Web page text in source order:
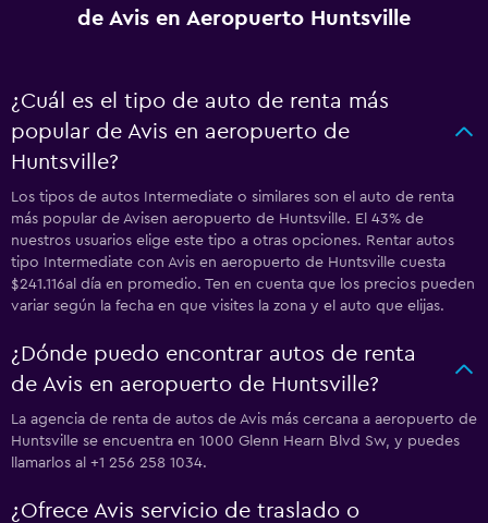
de Avis en Aeropuerto Huntsville
¿Cuál es el tipo de auto de renta más
popular de Avis en aeropuerto de
Huntsville?
Los tipos de autos Intermediate o similares son el auto de renta
más popular de Avisen aeropuerto de Huntsville. El 43% de
nuestros usuarios elige este tipo a otras opciones. Rentar autos
tipo Intermediate con Avis en aeropuerto de Huntsville cuesta
$241.116al día en promedio. Ten en cuenta que los precios pueden
variar según la fecha en que visites la zona y el auto que elijas.
¿Dónde puedo encontrar autos de renta
de Avis en aeropuerto de Huntsville?
La agencia de renta de autos de Avis más cercana a aeropuerto de
Huntsville se encuentra en 1000 Glenn Hearn Blvd Sw, y puedes
llamarlos al +1 256 258 1034.
¿Ofrece Avis servicio de traslado o